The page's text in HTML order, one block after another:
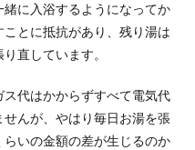
やポイントとは
しの部屋は、狭くて収納スペース
に入浴するようになってか
とに抵抗があり、残り湯は
直しています。
代はかからずすべて電気代
んが、やはり毎日お湯を張
いの金額の差が生じるのか